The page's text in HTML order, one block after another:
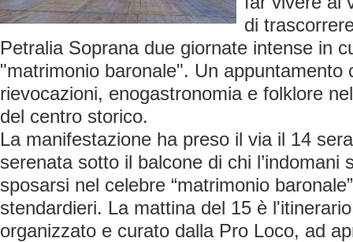
di
Petralia Soprana due giornate intense in
"matrimonio baronale". Un appuntamento
rievocazioni, enogastronomia e folklore
del centro storico.
La manifestazione ha preso il via il 14
serenata sotto il balcone di chi l’indomani
sposarsi nel celebre “matrimonio
stendardieri. La mattina del 15 è
organizzato e curato dalla Pro Loco, ad